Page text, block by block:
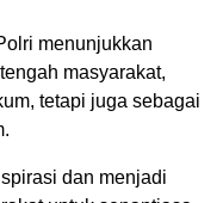
menunjukkan
masyarakat,
tetapi juga sebagai
dan menjadi